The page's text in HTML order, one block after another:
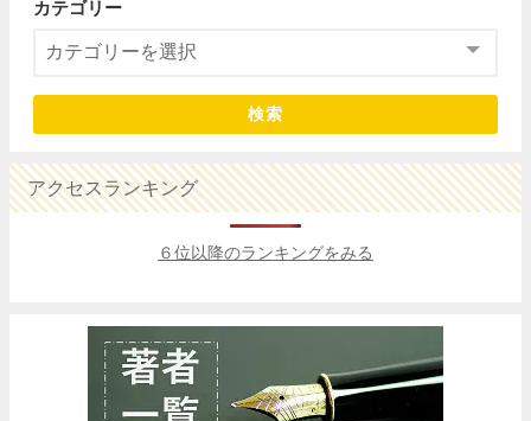
カテゴリー
検索
アクセスランキング
６位以降のランキングをみる